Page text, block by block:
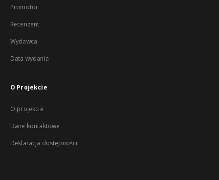
Promotor
Recenzent
Wydawca
Data wydania
O Projekcie
O projekcie
Dane kontaktowe
Deklaracja dostępności